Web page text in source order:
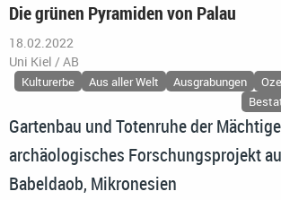
Die grünen Pyramiden von Palau
18.02.2022
Uni Kiel / AB
Kulturerbe Aus aller Welt Ausgrabungen
Gartenbau und Totenruhe der
archäologisches Forschungsprojekt
Babeldaob, Mikronesien